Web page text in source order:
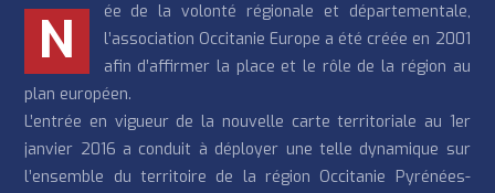
N
ée de la volonté régionale et départementale,
l’association Occitanie Europe a été créée en 2001
afin d’affirmer la place et le rôle de la région au
plan européen.
L’entrée en vigueur de la nouvelle carte territoriale au 1er
janvier 2016 a conduit à déployer une telle dynamique sur
l’ensemble du territoire de la région Occitanie Pyrénées-